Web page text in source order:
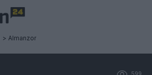
Almanzor